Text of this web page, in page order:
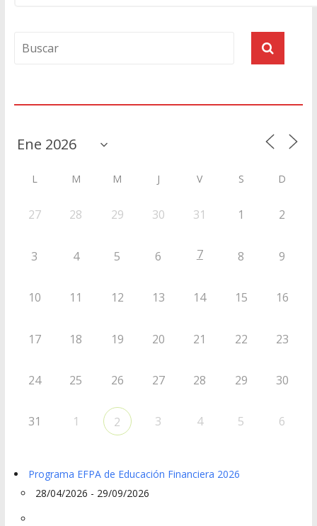
L M M J V S D
27 28 29 30 31 1 2
3 4 5 6 7 8 9
10 11 12 13 14 15 16
17 18 19 20 21 22 23
24 25 26 27 28 29 30
31 1 2 3 4 5 6
Programa EFPA de Educación Financiera 2026
28/04/2026 - 29/09/2026